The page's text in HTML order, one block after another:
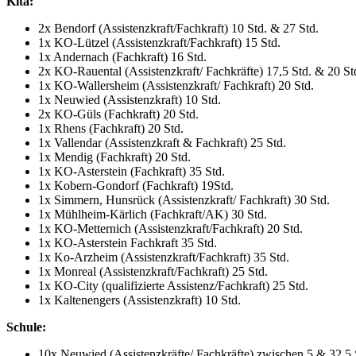
2x Bendorf (Assistenzkraft/Fachkraft) 10 Std. & 27 Std.
1x KO-Lützel (Assistenzkraft/Fachkraft) 15 Std.
1x Andernach (Fachkraft) 16 Std.
2x KO-Rauental (Assistenzkraft/ Fachkräfte) 17,5 Std. & 20
1x KO-Wallersheim (Assistenzkraft/ Fachkraft) 20 Std.
1x Neuwied (Assistenzkraft) 10 Std.
2x KO-Güls (Fachkraft) 20 Std.
1x Rhens (Fachkraft) 20 Std.
1x Vallendar (Assistenzkraft & Fachkraft) 25 Std.
1x Mendig (Fachkraft) 20 Std.
1x KO-Asterstein (Fachkraft) 35 Std.
1x Kobern-Gondorf (Fachkraft) 19Std.
1x Simmern, Hunsrück (Assistenzkraft/ Fachkraft) 30 Std.
1x Mühlheim-Kärlich (Fachkraft/AK) 30 Std.
1x KO-Metternich (Assistenzkraft/Fachkraft) 20 Std.
1x KO-Asterstein Fachkraft 35 Std.
1x Ko-Arzheim (Assistenzkraft/Fachkraft) 35 Std.
1x Monreal (Assistenzkraft/Fachkraft) 25 Std.
1x KO-City (qualifizierte Assistenz/Fachkraft) 25 Std.
1x Kaltenengers (Assistenzkraft) 10 Std.
Schule: